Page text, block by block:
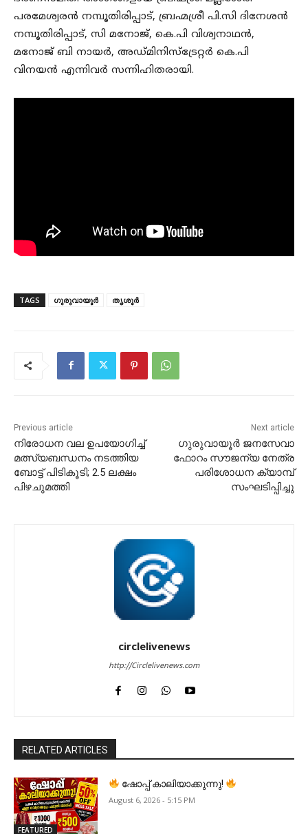
പരമേശ്വരൻ നമ്പൂതിരിപ്പാട്, ബ്രഹ്മശ്രീ പി.സി ദിനേശൻ
നമ്പൂതിരിപ്പാട്, സി മനോജ്, കെ.പി വിശ്വനാഥൻ,
മനോജ് ബി നായർ, അഡ്മിനിസ്ട്രേറ്റർ കെ.പി
വിനയൻ എന്നിവർ സന്നിഹിതരായി.
TAGS ഗുരുവായൂർ തൃശൂർ
Previous article
നിരോധന വല ഉപയോഗിച്ച്
മത്സ്യബന്ധനം നടത്തിയ
ബോട്ട് പിടികൂടി; 2.5 ലക്ഷം
പിഴചുമത്തി
Next article
ഗുരുവായൂർ ജനസേവാ
ഫോറം സൗജന്യ നേത്ര
പരിശോധന ക്യാമ്പ്
സംഘടിപ്പിച്ചു
circlelivenews
http://Circlelivenews.com
RELATED ARTICLES
FEATURED
ഷോപ്പ് കാലിയാക്കുന്നു!
August 6, 2026 - 5:15 PM